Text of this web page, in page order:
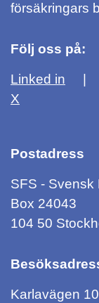
försäkringars
Följ oss på:
Linked in
X
Postadress
SFS - Svensk
Box 24043
104 50
Karlavägen